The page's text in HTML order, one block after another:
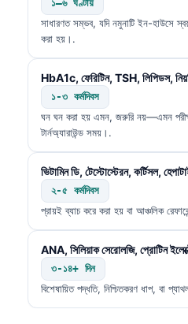
১–৬ ঘণ্টায়
সাধারণত সম্ভব, যদি নমুনাটি ইন-হাউসে
করা হয়।.
HbA1c, ফেরিটিন, TSH, লিপিডস,
১-৩ কর্মদিবস
ঘন ঘন করা হয় এমন, জরুরি নয়—এমন
টার্নঅ্যারাউন্ড সময়।.
ভিটামিন ডি, টেস্টোস্টেরন, কর্টিসল,
২-৫ কর্মদিবস
প্রায়ই ব্যাচ করে করা হয় বা আঞ্চলিক
ANA, সিলিয়াক সেরোলজি, প্রোটিন
৩-১৪+ দিন
বিশেষায়িত পদ্ধতি, নিশ্চিতকরণ ধাপ, বা